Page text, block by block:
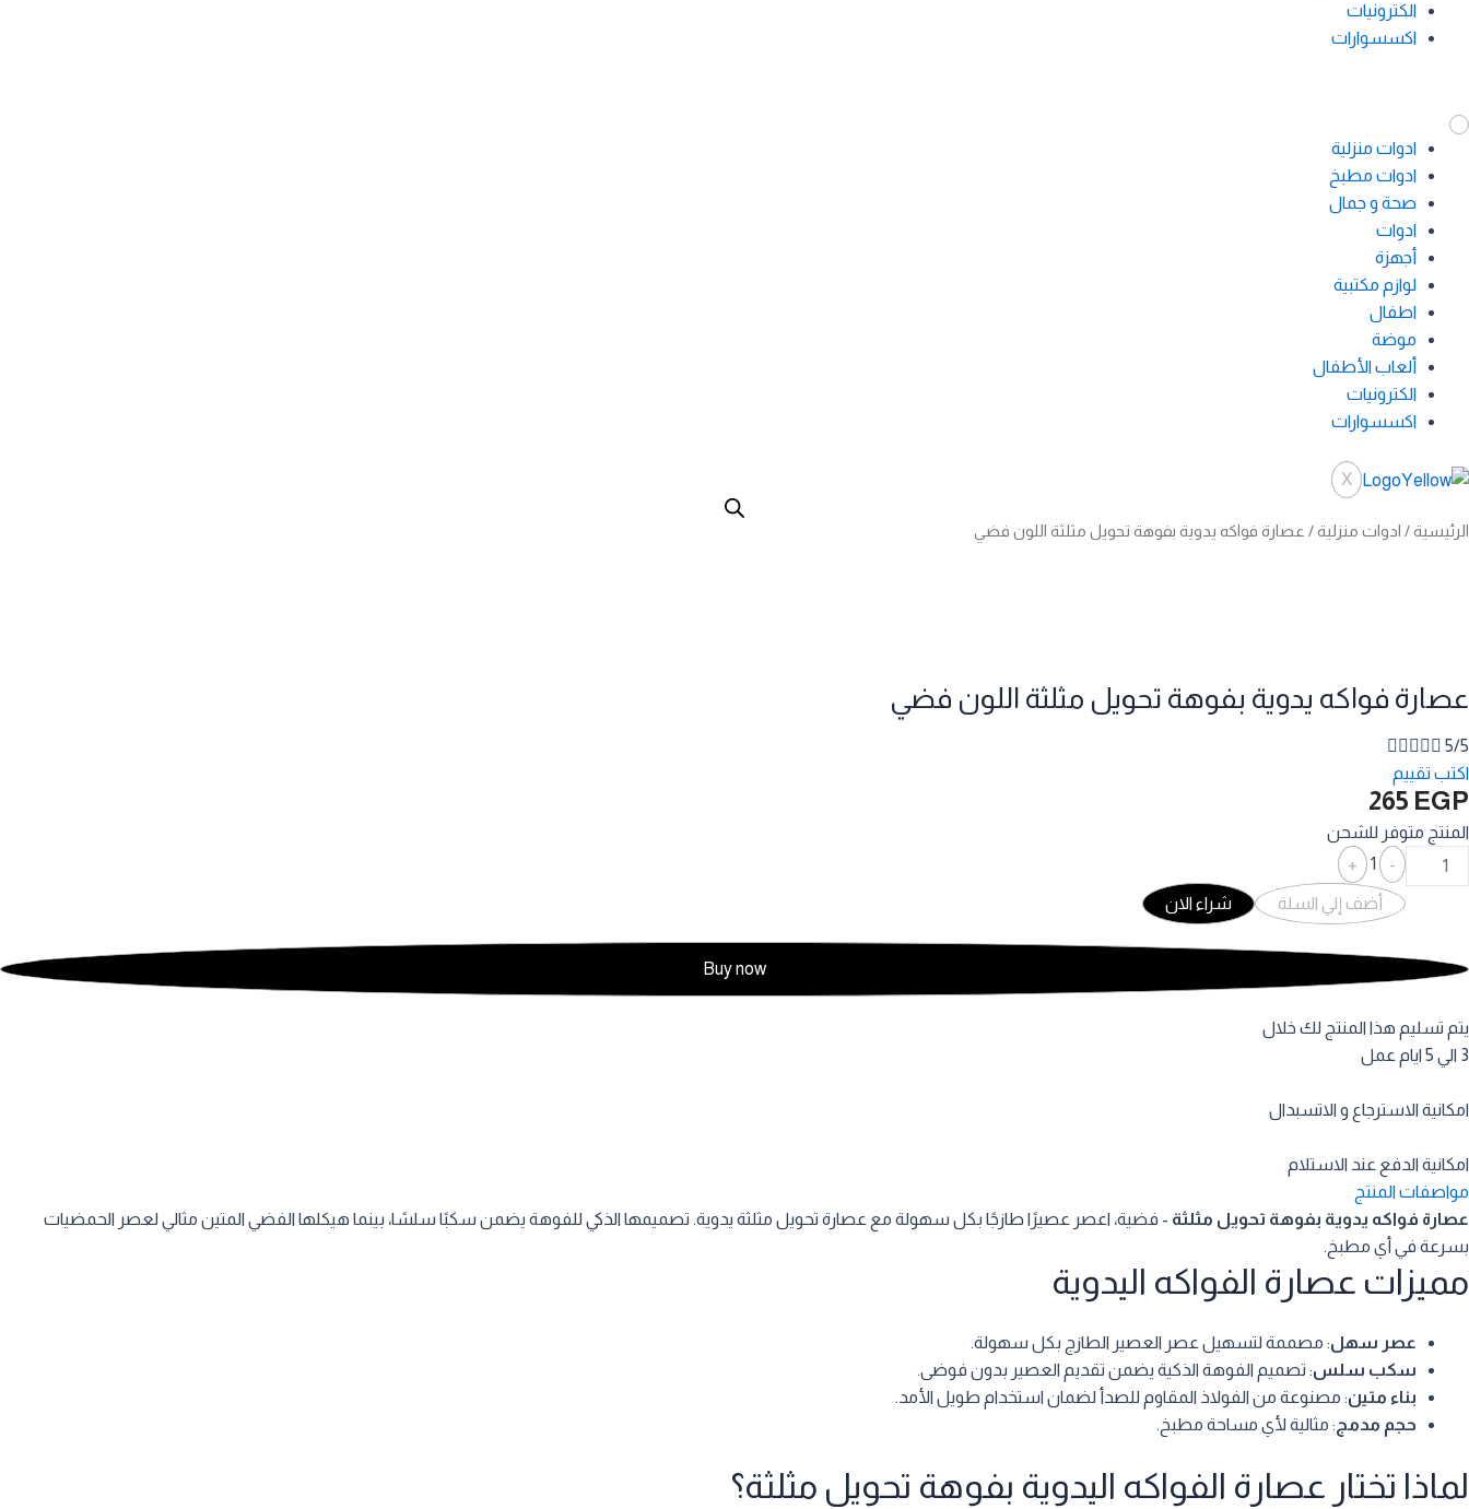
الكترونيات
اكسسوارات
ادوات منزلية
ادوات مطبخ
صحة و جمال
ادوات
أجهزة
لوازم مكتبية
اطفال
موضة
ألعاب الأطفال
الكترونيات
اكسسوارات
X
الرئيسية/ ادوات منزلية/ عصارة فواكه يدوية بفوهة تحويل مثلثة اللون فضي
عصارة فواكه يدوية بفوهة تحويل مثلثة اللون فضي
     5/5
اكتب تقييم
265 EGP
المنتج متوفر للشحن
Quantity
-
1
+
أضف إلي السلة شراء الان
Buy now
يتم تسليم هذا المنتج لك خلال
3 الي 5 ايام عمل
امكانية الاسترجاع و الاتسبدال
امكانية الدفع عند الاستلام
مواصفات المنتج
عصارة فواكه يدوية بفوهة تحويل مثلثة - فضية، اعصر عصيرًا طازجًا بكل سهولة مع عصارة تحويل مثلثة يدوية. تصميمها الذكي للفوهة يضمن سكبًا سلسًا، بينما هيكلها الفضي المتين مثالي لعصر الحمضيات
بسرعة في أي مطبخ.
مميزات عصارة الفواكه اليدوية
عصر سهل: مصممة لتسهيل عصر العصير الطازج بكل سهولة.
سكب سلس: تصميم الفوهة الذكية يضمن تقديم العصير بدون فوضى.
بناء متين: مصنوعة من الفولاذ المقاوم للصدأ لضمان استخدام طويل الأمد.
حجم مدمج : مثالية لأي مساحة مطبخ.
لماذا تختار عصارة الفواكه اليدوية بفوهة تحويل مثلثة؟